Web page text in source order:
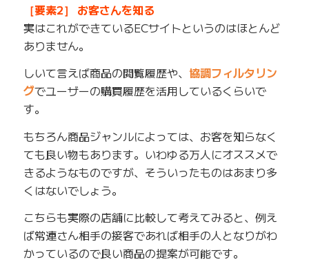
［要素2］ お客さんを知る
実はこれができているECサイトというのはほとんど
ありません。
しいて言えば商品の閲覧履歴や、 協調フィルタリン
グでユーザーの購買履歴を活用しているくらいで
す。
もちろん商品ジャンルによっては、お客を知らなく
ても良い物もあります。いわゆる万人にオススメで
きるようなものですが、そういったものはあまり多
くはないでしょう。
こちらも実際の店舗に比較して考えてみると、例え
ば常連さん相手の接客であれば相手の人となりがわ
かっているので良い商品の提案が可能です。